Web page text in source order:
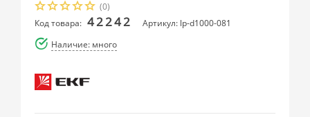
(0)
Код товара: 42242
Артикул: lp-d1000-081
Наличие: много